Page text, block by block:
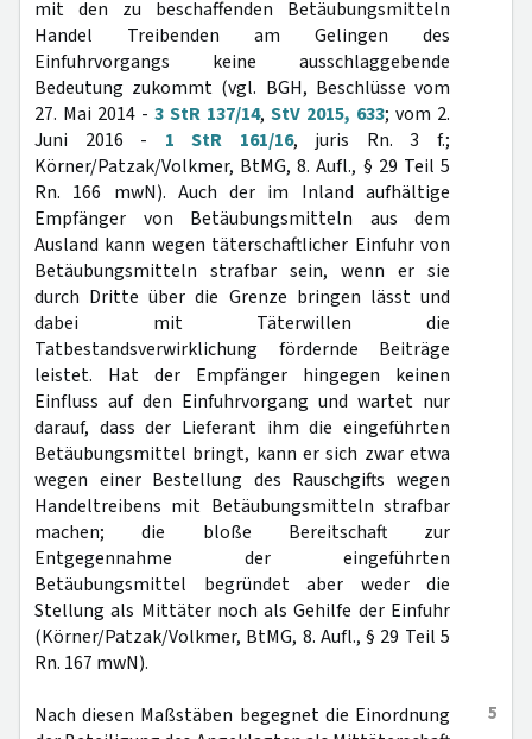
mit den zu beschaffenden Betäubungsmitteln
Handel Treibenden am Gelingen des
Einfuhrvorgangs keine ausschlaggebende
Bedeutung zukommt (vgl. BGH, Beschlüsse vom
27. Mai 2014 - 3 StR 137/14, StV 2015, 633; vom 2.
Juni 2016 - 1 StR 161/16, juris Rn. 3 f.;
Körner/Patzak/Volkmer, BtMG, 8. Aufl., § 29 Teil 5
Rn. 166 mwN). Auch der im Inland aufhältige
Empfänger von Betäubungsmitteln aus dem
Ausland kann wegen täterschaftlicher Einfuhr von
Betäubungsmitteln strafbar sein, wenn er sie
durch Dritte über die Grenze bringen lässt und
dabei mit Täterwillen die
Tatbestandsverwirklichung fördernde Beiträge
leistet. Hat der Empfänger hingegen keinen
Einfluss auf den Einfuhrvorgang und wartet nur
darauf, dass der Lieferant ihm die eingeführten
Betäubungsmittel bringt, kann er sich zwar etwa
wegen einer Bestellung des Rauschgifts wegen
Handeltreibens mit Betäubungsmitteln strafbar
machen; die bloße Bereitschaft zur
Entgegennahme der eingeführten
Betäubungsmittel begründet aber weder die
Stellung als Mittäter noch als Gehilfe der Einfuhr
(Körner/Patzak/Volkmer, BtMG, 8. Aufl., § 29 Teil 5
Rn. 167 mwN).
5
Nach diesen Maßstäben begegnet die Einordnung